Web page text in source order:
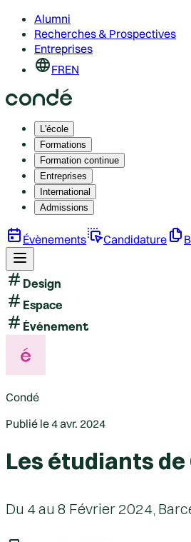
Alumni
Recherches & Prospectives
Entreprises
FREN
L'école
Formations
Formation continue
Entreprises
International
Admissions
Évènements Candidature
Design
Espace
Événement
Condé
Publié le4 avr. 2024
Les étudiants
Du 4 au 8 Février 2024,